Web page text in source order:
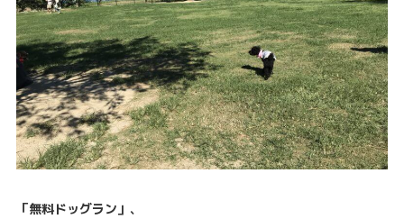
「無料ドッグラン」 、